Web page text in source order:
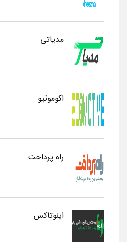
مدیاتی
اکوموتیو
راه پرداخت
اینوتاکس